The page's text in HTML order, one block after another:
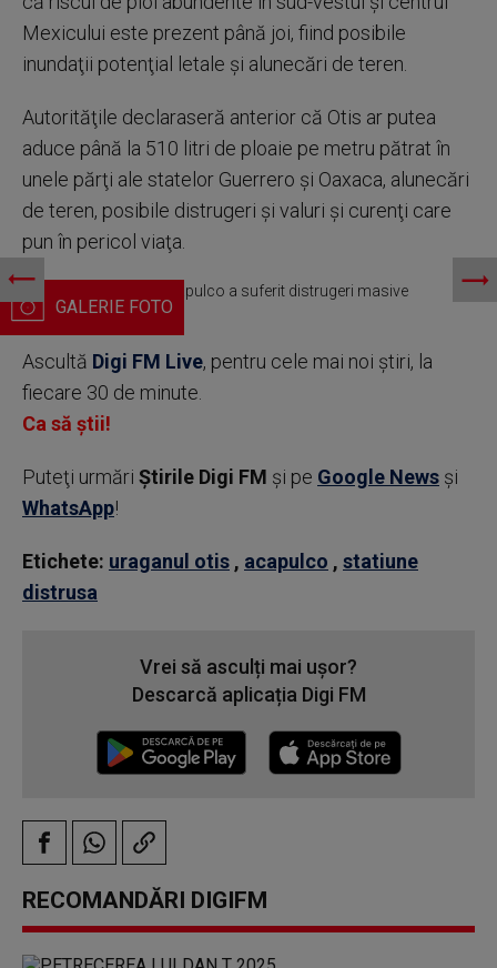
Mexicului este prezent până joi, fiind posibile
inundaţii potenţial letale şi alunecări de teren.
Autorităţile declaraseră anterior că Otis ar putea
aduce până la 510 litri de ploaie pe metru pătrat în
unele părţi ale statelor Guerrero şi Oaxaca, alunecări
de teren, posibile distrugeri şi valuri şi curenţi care
pun în pericol viaţa.
Faimoasa staţiune Acapulco a suferit distrugeri masive
Ascultă Digi FM Live, pentru cele mai noi știri, la
fiecare 30 de minute.
Ca să știi!
Puteţi urmări Știrile Digi FM şi pe Google News şi
WhatsApp!
Etichete: uraganul otis , acapulco , statiune
distrusa
Vrei să asculți mai ușor?
Descarcă aplicația Digi FM
RECOMANDĂRI DIGIFM